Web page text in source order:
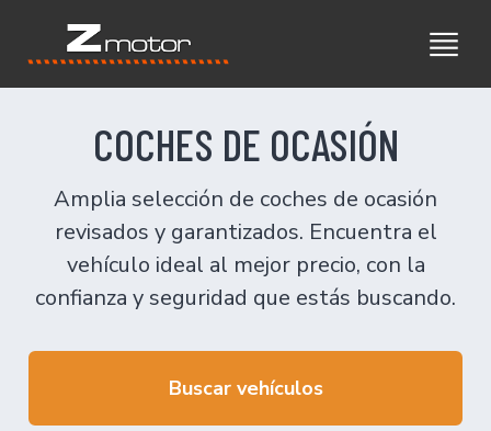
COCHES DE OCASIÓN
Amplia selección de coches de ocasión
revisados y garantizados. Encuentra el
vehículo ideal al mejor precio, con la
confianza y seguridad que estás buscando.
Buscar vehículos